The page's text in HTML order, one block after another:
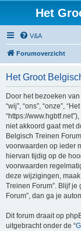
Het
V&A
Forumoverzicht
Het Groot
Door het bezoeken
“wij”, “ons”, “onze”,
“https://
niet akkoord gaat met
Belgisch Treinen
voorwaarden op ieder
hiervan tijdig op de
voorwaarden
deze wijzigingen,
Treinen Forum”. Blijf je
Forum”, dan ga je
Dit forum draait op
uitgebracht onder de “